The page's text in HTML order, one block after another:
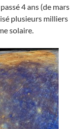
4 ans (de mars
plusieurs milliers
solaire.